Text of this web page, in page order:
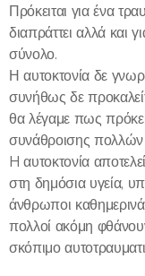
Πρόκειται για ένα
διαπράττει αλλά και
σύνολο.
Η αυτοκτονία δε
συνήθως δε
θα λέγαμε πως
συνάθροισης πολλών
H αυτοκτονία
στη δημόσια υγεία,
άνθρωποι
πολλοί ακόμη
σκόπιμο